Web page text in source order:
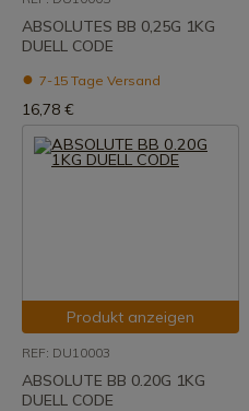
ABSOLUTES BB 0,25G 1KG
DUELL CODE
7-15 Tage Versand
16,78 €
Produkt anzeigen
REF: DU10003
ABSOLUTE BB 0.20G 1KG
DUELL CODE